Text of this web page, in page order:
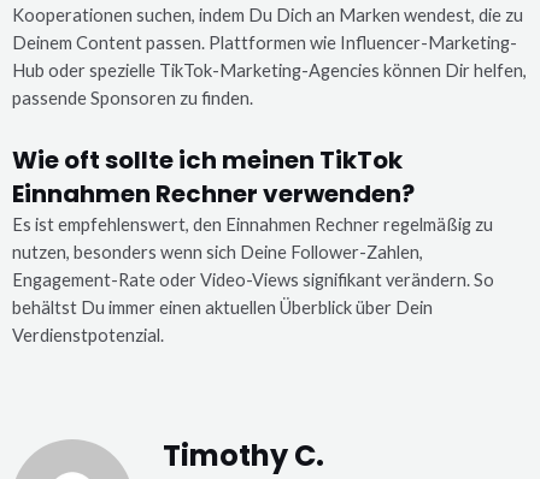
Kooperationen suchen, indem Du Dich an Marken wendest, die zu
Deinem Content passen. Plattformen wie Influencer-Marketing-
Hub oder spezielle TikTok-Marketing-Agencies können Dir helfen,
passende Sponsoren zu finden.
Wie oft sollte ich meinen TikTok
Einnahmen Rechner verwenden?
Es ist empfehlenswert, den Einnahmen Rechner regelmäßig zu
nutzen, besonders wenn sich Deine Follower-Zahlen,
Engagement-Rate oder Video-Views signifikant verändern. So
behältst Du immer einen aktuellen Überblick über Dein
Verdienstpotenzial.
Timothy C.